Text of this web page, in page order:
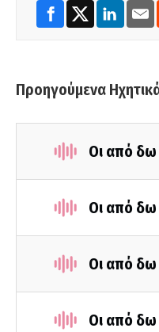
Προηγούμενα
Οι από δω
Οι από δω
Οι από δω
Οι από δω